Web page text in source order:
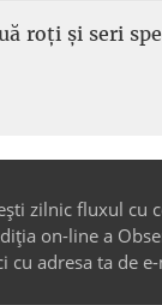
roți și seri
zilnic fluxul cu
on-line a
cu adresa ta de